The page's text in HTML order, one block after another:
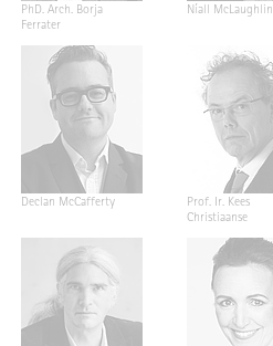
PhD. Arch. Borja
Ferrater
Níall McLaughlin
Declan McCafferty
Prof. Ir. Kees
Christiaanse